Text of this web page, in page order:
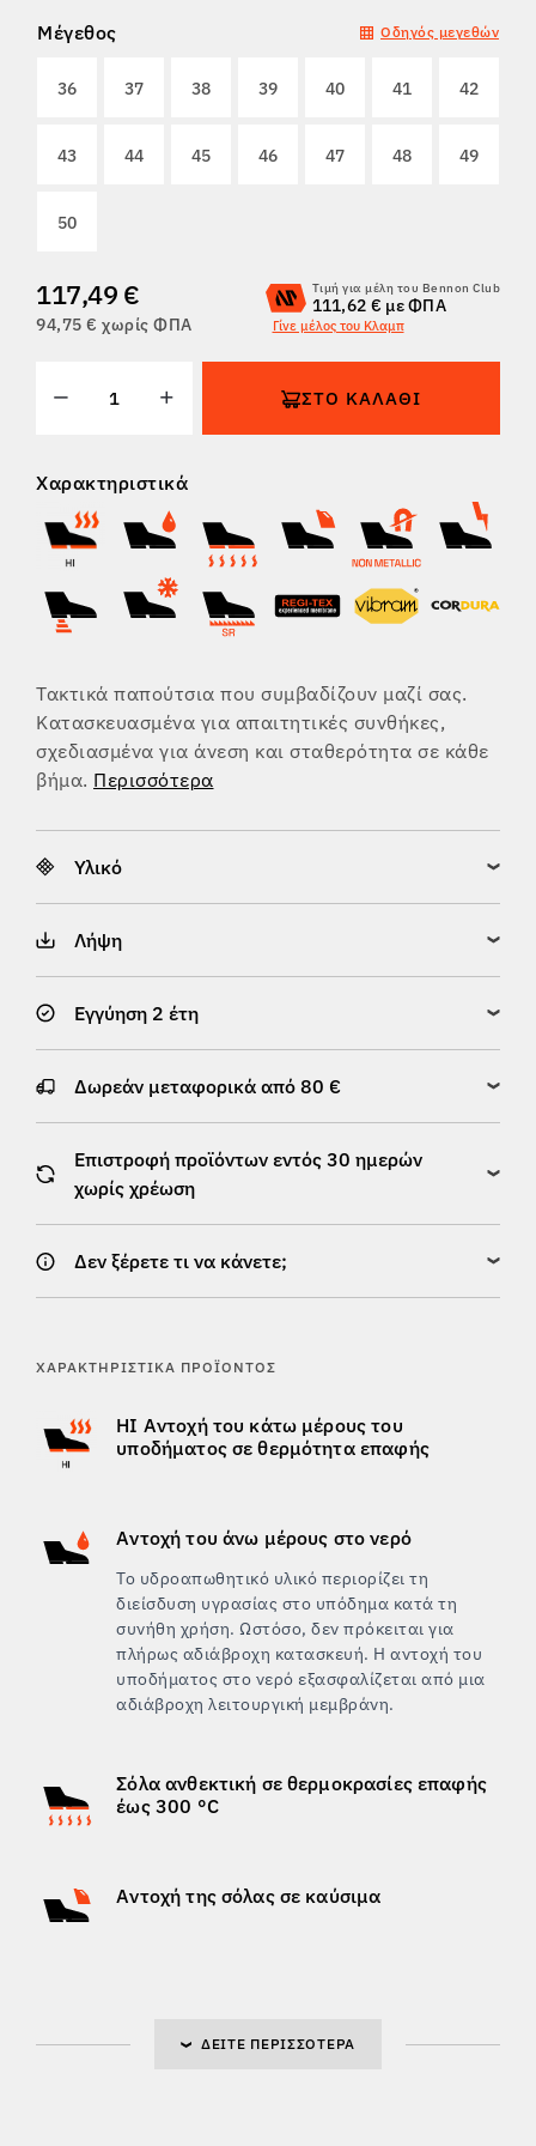
ΕΠΙΣΤΡΟΦΈΣ
Μέγεθος Οδηγός μεγεθών
36 37 38 39 40 41 42
43 44 45 46 47 48 49
50
117,49 €
94,75 € χωρίς ΦΠΑ
Τιμή για μέλη του Bennon Club
111,62 € με ΦΠΑ
Γίνε μέλος του Κλαμπ
ΣΤΟ ΚΑΛΆΘΙ
Χαρακτηριστικά
Τακτικά παπούτσια που συμβαδίζουν μαζί σας.
Κατασκευασμένα για απαιτητικές συνθήκες,
σχεδιασμένα για άνεση και σταθερότητα σε κάθε
βήμα. Περισσότερα
Υλικό
Λήψη
Εγγύηση 2 έτη
Δωρεάν μεταφορικά από 80 €
Επιστροφή προϊόντων εντός 30 ημερών
χωρίς χρέωση
Δεν ξέρετε τι να κάνετε;
ΧΑΡΑΚΤΗΡΙΣΤΙΚΆ ΠΡΟΪΌΝΤΟΣ
HI Αντοχή του κάτω μέρους του
υποδήματος σε θερμότητα επαφής
Αντοχή του άνω μέρους στο νερό
Το υδροαπωθητικό υλικό περιορίζει τη
διείσδυση υγρασίας στο υπόδημα κατά τη
συνήθη χρήση. Ωστόσο, δεν πρόκειται για
πλήρως αδιάβροχη κατασκευή. Η αντοχή του
υποδήματος στο νερό εξασφαλίζεται από μια
αδιάβροχη λειτουργική μεμβράνη.
Σόλα ανθεκτική σε θερμοκρασίες επαφής
έως 300 °C
Αντοχή της σόλας σε καύσιμα
ΔΕΊΤΕ ΠΕΡΙΣΣΌΤΕΡΑ